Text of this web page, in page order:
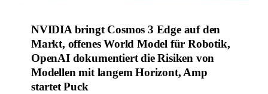
NVIDIA bringt Cosmos 3 Edge auf den
Markt, offenes World Model für Robotik,
OpenAI dokumentiert die Risiken von
Modellen mit langem Horizont, Amp
startet Puck